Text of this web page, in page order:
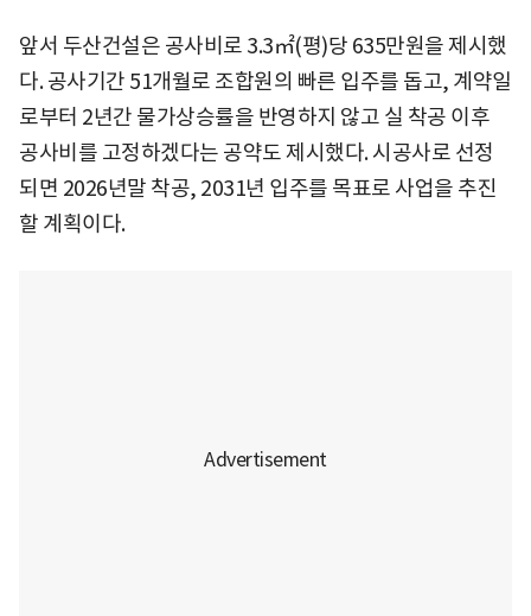
앞서 두산건설은 공사비로 3.3㎡(평)당 635만원을 제시했
다. 공사기간 51개월로 조합원의 빠른 입주를 돕고, 계약일
로부터 2년간 물가상승률을 반영하지 않고 실 착공 이후
공사비를 고정하겠다는 공약도 제시했다. 시공사로 선정
되면 2026년말 착공, 2031년 입주를 목표로 사업을 추진
할 계획이다.